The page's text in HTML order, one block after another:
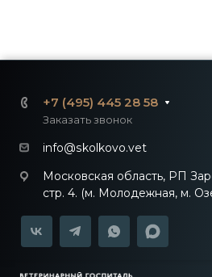
+7 (495) 445 28 58
Заказать звонок
info@skolkovo.vet
Московская область, РП
стр. 4. (м. Молодежная, м.